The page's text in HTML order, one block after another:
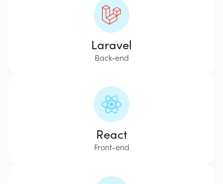
Laravel
Back-end
React
Front-end